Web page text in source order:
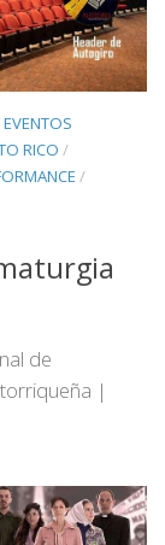
EVENTOS
RICO /
/
de
|